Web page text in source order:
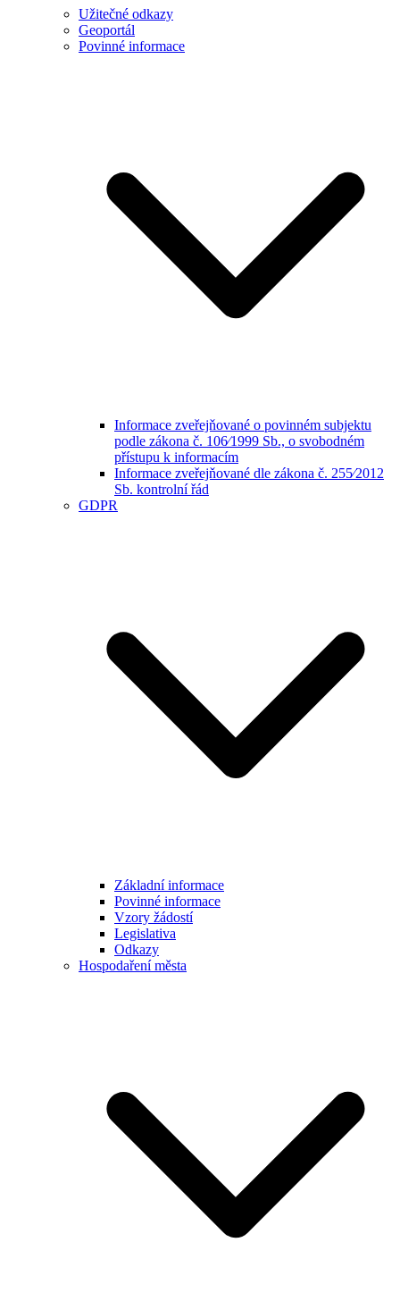
Užitečné odkazy
Geoportál
Povinné informace
Informace zveřejňované o povinném subjektu
podle zákona č. 106⁄1999 Sb., o svobodném
přístupu k informacím
Informace zveřejňované dle zákona č. 255⁄2012
Sb. kontrolní řád
GDPR
Základní informace
Povinné informace
Vzory žádostí
Legislativa
Odkazy
Hospodaření města